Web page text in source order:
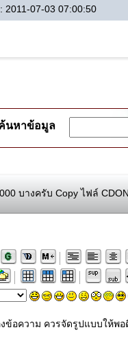
: 2011-07-03 07:00:50
นหาข้อมูล
บางครับ Copy ไฟล์
งข้อความ ควรจัดรูปแบบให้